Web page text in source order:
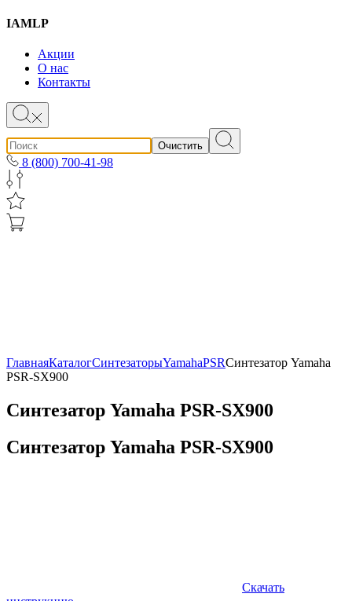
IAMLP
Акции
О нас
Контакты
Очистить
8 (800) 700-41-98
ГлавнаяКаталогСинтезаторыYamahaPSRСинтезатор Yamaha
PSR-SX900
Синтезатор Yamaha PSR-SX900
Синтезатор Yamaha PSR-SX900
Скачать